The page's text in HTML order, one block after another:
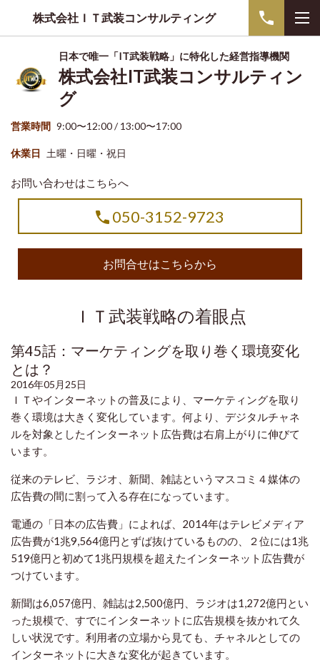
株式会社ＩＴ武装コンサルティング
日本で唯一「IT武装戦略」に特化した経営指導機関
株式会社IT武装コンサルティン
グ
営業時間 9:00〜12:00 / 13:00〜17:00
休業日 土曜・日曜・祝日
お問い合わせはこちらへ
050-3152-9723
お問合せはこちらから
ＩＴ武装戦略の着眼点
第45話：マーケティングを取り巻く環境変化
とは？
2016年05月25日
ＩＴやインターネットの普及により、マーケティングを取り
巻く環境は大きく変化しています。何より、デジタルチャネ
ルを対象としたインターネット広告費は右肩上がりに伸びて
います。
従来のテレビ、ラジオ、新聞、雑誌というマスコミ４媒体の
広告費の間に割って入る存在になっています。
電通の「日本の広告費」によれば、2014年はテレビメディア
広告費が1兆9,564億円とずば抜けているものの、２位には1兆
519億円と初めて1兆円規模を超えたインターネット広告費が
つけています。
新聞は6,057億円、雑誌は2,500億円、ラジオは1,272億円とい
った規模で、すでにインターネットに広告規模を抜かれて久
しい状況です。利用者の立場から見ても、チャネルとしての
インターネットに大きな変化が起きています。